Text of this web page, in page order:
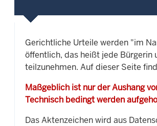
Gerichtliche Urteile werden "im
öffentlich, das heißt jede Bürgerin
teilzunehmen. Auf dieser Seite
Maßgeblich ist nur der Aushang
Technisch bedingt werden
Das Aktenzeichen wird aus